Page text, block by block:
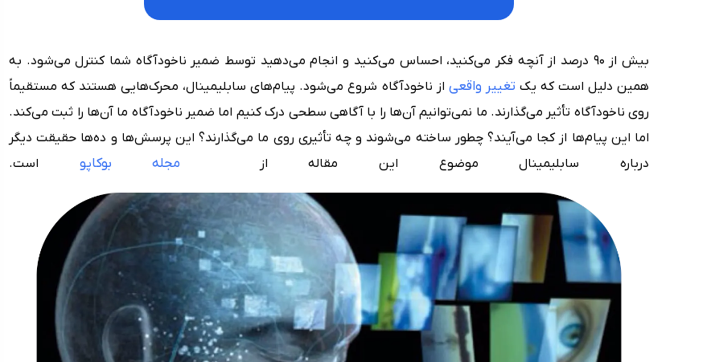
بیش از ۹۰ درصد از آنچه فکر می‌کنید، احساس می‌کنید و انجام می‌دهید توسط ضمیر ناخودآگاه شما کنترل می‌شود. به
همین دلیل است که یک تغییر واقعی از ناخودآگاه شروع می‌شود. پیام‌های ​​سابلیمینال، محرک‌هایی هستند که مستقیماً
روی ناخودآگاه تأثیر می‌گذارند. ما نمی‌توانیم آن‌ها را با آگاهی سطحی درک کنیم اما ضمیر ناخودآگاه ما آن‌ها را ثبت می‌کند.
اما این پیام‌ها از کجا می‌آیند؟ چطور ساخته می‌شوند و چه تأثیری روی ما می‌گذارند؟ این پرسش‌ها و ده‌ها حقیقت دیگر
درباره سابلیمینال موضوع این مقاله از مجله بوکاپو است.